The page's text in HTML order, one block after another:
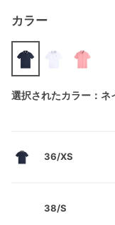
カラー
選択されたカラー：ネ
36/XS
38/S